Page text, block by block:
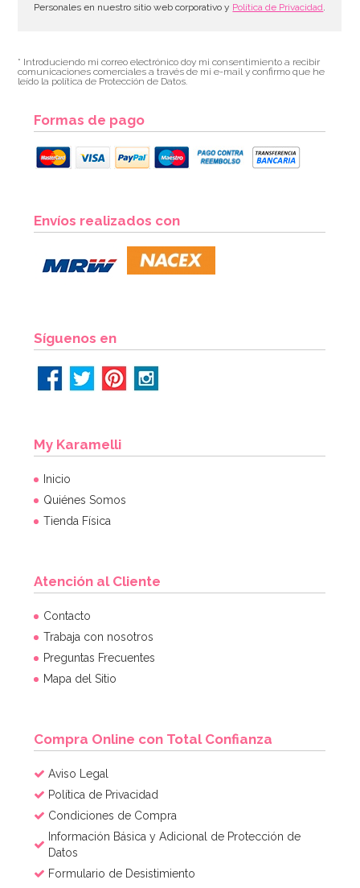
Personales en nuestro sitio web corporativo y Política de Privacidad.
* Introduciendo mi correo electrónico doy mi consentimiento a recibir
comunicaciones comerciales a través de mi e-mail y confirmo que he
leído la política de Protección de Datos.
Formas de pago
Envíos realizados con
Síguenos en
My Karamelli
Inicio
Quiénes Somos
Tienda Física
Atención al Cliente
Contacto
Trabaja con nosotros
Preguntas Frecuentes
Mapa del Sitio
Compra Online con Total Confianza
Aviso Legal
Política de Privacidad
Condiciones de Compra
Información Básica y Adicional de Protección de
Datos
Formulario de Desistimiento